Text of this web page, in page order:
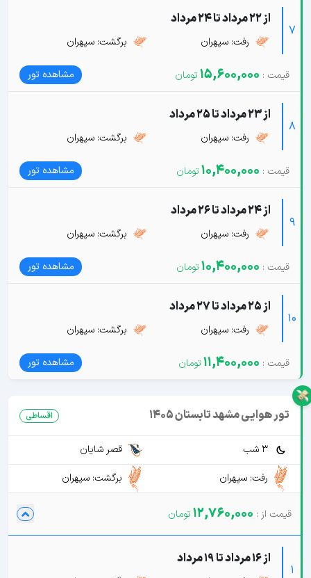
7
از 22 مرداد تا 24 مرداد
رفت: سپهران برگشت: سپهران
15,600,000 مشاهده تور
8
از 23 مرداد تا 25 مرداد
رفت: سپهران برگشت: سپهران
10,400,000 مشاهده تور
9
از 24 مرداد تا 26 مرداد
رفت: سپهران برگشت: سپهران
10,400,000 مشاهده تور
10
از 25 مرداد تا 27 مرداد
رفت: سپهران برگشت: سپهران
11,400,000 مشاهده تور
تور هوایی مشهد تابستان 1405 اقساطی
3 شب
قصر شایان
رفت: سپهران
برگشت: سپهران
12,760,000
1
از 16 مرداد تا 19 مرداد